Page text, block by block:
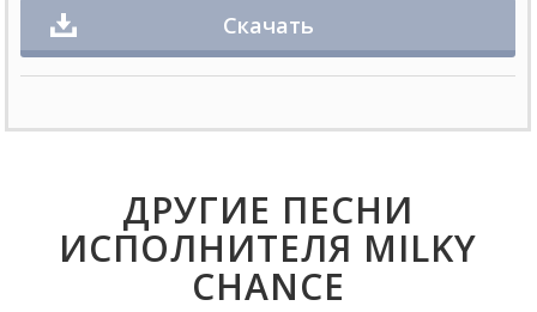
Скачать
ДРУГИЕ ПЕСНИ
ИСПОЛНИТЕЛЯ MILKY
CHANCE